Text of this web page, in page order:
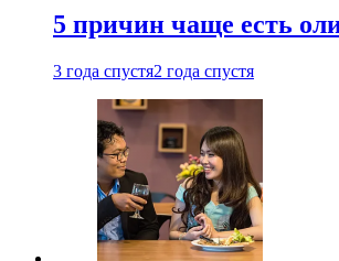
5 причин чаще есть
3 года спустя2 года спустя